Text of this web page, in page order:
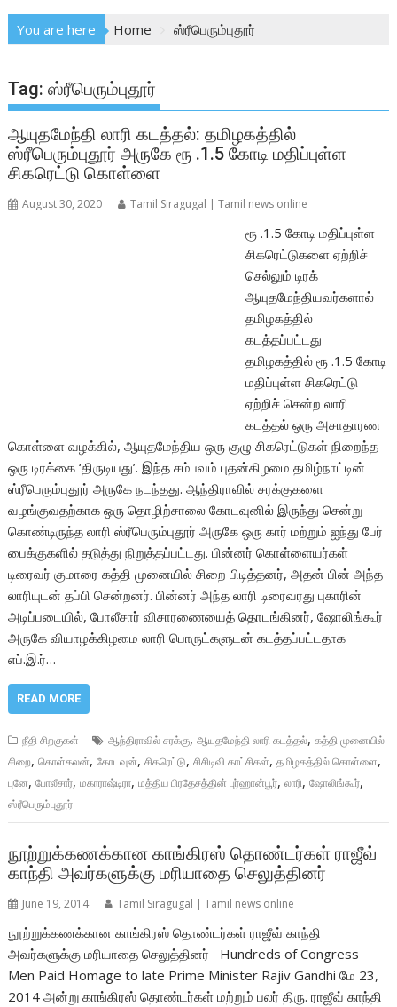
You are here Home ஸ்ரீபெரும்புதூர்
Tag:ஸ்ரீபெரும்புதூர்
ஆயுதமேந்தி லாரி கடத்தல்: தமிழகத்தில்
ஸ்ரீபெரும்புதூர் அருகே ரூ .1.5 கோடி மதிப்புள்ள
சிகரெட்டு கொள்ளை
August 30, 2020 Tamil Siragugal | Tamil news online
ரூ .1.5 கோடி மதிப்புள்ள
சிகரெட்டுகளை ஏற்றிச்
செல்லும் டிரக்
ஆயுதமேந்தியவர்களால்
தமிழகத்தில்
கடத்தப்பட்டது
தமிழகத்தில் ரூ .1.5 கோடி
மதிப்புள்ள சிகரெட்டு
ஏற்றிச் சென்ற லாரி
கடத்தல் ஒரு அசாதாரண
கொள்ளை வழக்கில், ஆயுதமேந்திய ஒரு குழு சிகரெட்டுகள் நிறைந்த
ஒரு டிரக்கை ‘திருடியது’. இந்த சம்பவம் புதன்கிழமை தமிழ்நாட்டின்
ஸ்ரீபெரும்புதூர் அருகே நடந்தது. ஆந்திராவில் சரக்குகளை
வழங்குவதற்காக ஒரு தொழிற்சாலை கோடவுனில் இருந்து சென்று
கொண்டிருந்த லாரி ஸ்ரீபெரும்புதூர் அருகே ஒரு கார் மற்றும் ஐந்து பேர்
பைக்குகளில் தடுத்து நிறுத்தப்பட்டது. பின்னர் கொள்ளையர்கள்
டிரைவர் குமாரை கத்தி முனையில் சிறை பிடித்தனர், அதன் பின் அந்த
லாரியுடன் தப்பி சென்றனர். பின்னர் அந்த லாரி டிரைவரது புகாரின்
அடிப்படையில், போலீசார் விசாரணையைத் தொடங்கினர், ஷோலிங்கூர்
அருகே வியாழக்கிழமை லாரி பொருட்களுடன் கடத்தப்பட்டதாக
எப்.இ.ர்…
READ MORE
நீதி சிறகுகள் ஆந்திராவில் சரக்கு,ஆயுதமேந்தி லாரி கடத்தல்,கத்தி முனையில்
சிறை,கொள்கலன்,கோடவுன்,சிகரெட்டு,சிசிடிவி காட்சிகள்,தமிழகத்தில் கொள்ளை,
புனே,போலீசார்,மகாராஷ்டிரா,மத்திய பிரதேசத்தின் புர்ஹான்பூர்,லாரி,ஷோலிங்கூர்,
ஸ்ரீபெரும்புதூர்
நூற்றுக்கணக்கான காங்கிரஸ் தொண்டர்கள் ராஜீவ்
காந்தி அவர்களுக்கு மரியாதை செலுத்தினர்
June 19, 2014 Tamil Siragugal | Tamil news online
நூற்றுக்கணக்கான காங்கிரஸ் தொண்டர்கள் ராஜீவ் காந்தி
அவர்களுக்கு மரியாதை செலுத்தினர் Hundreds of Congress
Men Paid Homage to late Prime Minister Rajiv Gandhi மே 23,
2014 அன்று காங்கிரஸ் தொண்டர்கள் மற்றும் பலர் திரு. ராஜீவ் காந்தி